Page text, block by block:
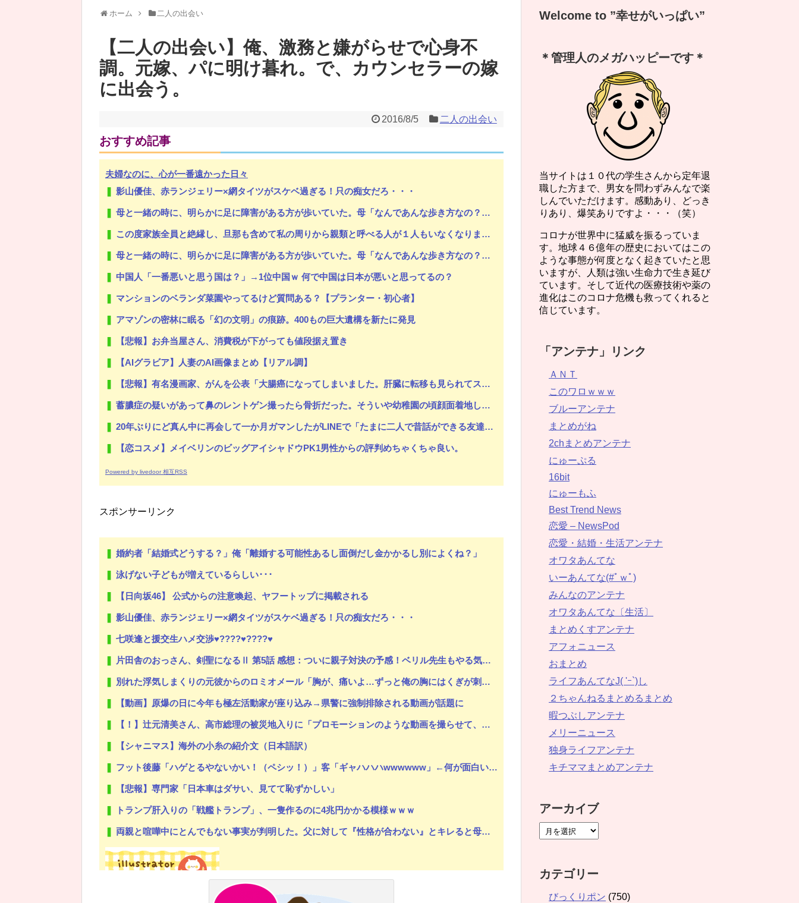
その店には腕のいいバーテンダーがいた。このグラスに１杯たのむよ→彼の見事なテクニックはこちらです…
【公園】知らない子供が話しかけてくる【親不在】
泳げない子どもが増えているらしい･･･
読んだ本に感化されやすいタイプの嫁。そんな嫁、俺がフリン物の愛憎劇を読むとこうなった→
薬剤師「なんでジェネリック嫌なんですか？ｗ 先発品と全く同じですよ？w」
虐待されて育った私にウトメ「子供を産んだらご両親への感謝の気持ちも湧いてきたでしょ。いい加減に意地貼るの止めて仲直りしなさい 」【中編】
嫁が風呂入ってる間に子供と寝室に行って俺だけ寝落ちしたら嫁から「子供あんなに泣いてたのによく寝てられんな…」って恨み節がメッセージで来てた
専業主夫のイメージ
ホーム 二人の出会い
【二人の出会い】俺、激務と嫌がらせで心身不
調。元嫁、パに明け暮れ。で、カウンセラーの嫁
に出会う。
2016/8/5 二人の出会い
おすすめ記事
夫婦なのに、心が一番遠かった日々
影山優佳、赤ランジェリー×網タイツがスケベ過ぎる！只の痴女だろ・・・
母と一緒の時に、明らかに足に障害がある方が歩いていた。母「なんであんな歩き方なの？ふざけてるの？」
この度家族全員と絶縁し、旦那も含めて私の周りから親類と呼べる人が１人もいなくなりました～
母と一緒の時に、明らかに足に障害がある方が歩いていた。母「なんであんな歩き方なの？ふざけてるの？」
中国人「一番悪いと思う国は？」→1位中国ｗ 何で中国は日本が悪いと思ってるの？
マンションのベランダ菜園やってるけど質問ある？【プランター・初心者】
アマゾンの密林に眠る「幻の文明」の痕跡。400もの巨大遺構を新たに発見
【悲報】お弁当屋さん、消費税が下がっても値段据え置き
【AIグラビア】人妻のAI画像まとめ【リアル調】
【悲報】有名漫画家、がんを公表「大腸癌になってしまいました。肝臓に転移も見られてステージ4です」
蓄膿症の疑いがあって鼻のレントゲン撮ったら骨折だった。そういや幼稚園の頃顔面着地したことがあったが、 母ちゃん当時気づかなかったのかよ・・・
20年ぶりにど真ん中に再会して一か月ガマンしたがLINEで「たまに二人で昔話ができる友達になろう」的なメッセ送信した。昨日まで既読無視
【恋コスメ】メイベリンのビッグアイシャドウPK1男性からの評判めちゃくちゃ良い。
Powered by livedoor 相互RSS
スポンサーリンク
婚約者「結婚式どうする？」俺「離婚する可能性あるし面倒だし金かかるし別によくね？」
泳げない子どもが増えているらしい･･･
【日向坂46】 公式からの注意喚起、ヤフートップに掲載される
影山優佳、赤ランジェリー×網タイツがスケベ過ぎる！只の痴女だろ・・・
七咲逢と援交生ハメ交渉♥️????♥️????♥️
片田舎のおっさん、剣聖になるⅡ 第5話 感想：ついに親子対決の予感！ベリル先生もやる気に！
別れた浮気しまくりの元彼からのロミオメール「胸が、痛いよ…ずっと俺の胸にはくぎが刺さってる。○○（私）が俺に許しを乞わない限り消えないだろう…」←はぁ？
【動画】原爆の日に今年も極左活動家が座り込み→県警に強制排除される動画が話題に
【！】辻元清美さん、高市総理の被災地入りに「プロモーションのような動画を撮らせて、悲しく情けない！」ｗｗｗｗｗｗｗｗｗｗｗｗｗｗ
【シャニマス】海外の小糸の紹介文（日本語訳）
フット後藤「ハゲとるやないかい！（ペシッ！）」客「ギャハハハwwwwww」←何が面白いの？
【悲報】専門家「日本車はダサい、見てて恥ずかしい」
トランプ肝入りの「戦艦トランプ」、一隻作るのに4兆円かかる模様ｗｗｗ
両親と喧嘩中にとんでもない事実が判明した。父に対して『性格が合わない』とキレると母が「こう言い出した」
Welcome to ”幸せがいっぱい”
＊管理人のメガハッピーです＊
当サイトは１０代の学生さんから定年退
職した方まで、男女を問わずみんなで楽
しんでいただけます。感動あり、どっき
りあり、爆笑ありですよ・・・（笑）
コロナが世界中に猛威を振るっていま
す。地球４６億年の歴史においてはこの
ような事態が何度となく起きていたと思
いますが、人類は強い生命力で生き延び
ています。そして近代の医療技術や薬の
進化はこのコロナ危機も救ってくれると
信じています。
「アンテナ」リンク
ＡＮＴ
このワロｗｗｗ
ブルーアンテナ
まとめがね
2chまとめアンテナ
にゅーぷる
16bit
にゅーもふ
Best Trend News
恋愛 – NewsPod
恋愛・結婚・生活アンテナ
オワタあんてな
いーあんてな(#ﾟｗﾟ)
みんなのアンテナ
オワタあんてな〔生活〕
まとめくすアンテナ
アフォニュース
おまとめ
ライフあんてなJ( 'ｰ`)し
２ちゃんねるまとめるまとめ
暇つぶしアンテナ
メリーニュース
独身ライフアンテナ
キチママまとめアンテナ
アーカイブ
カテゴリー
びっくりポン (750)